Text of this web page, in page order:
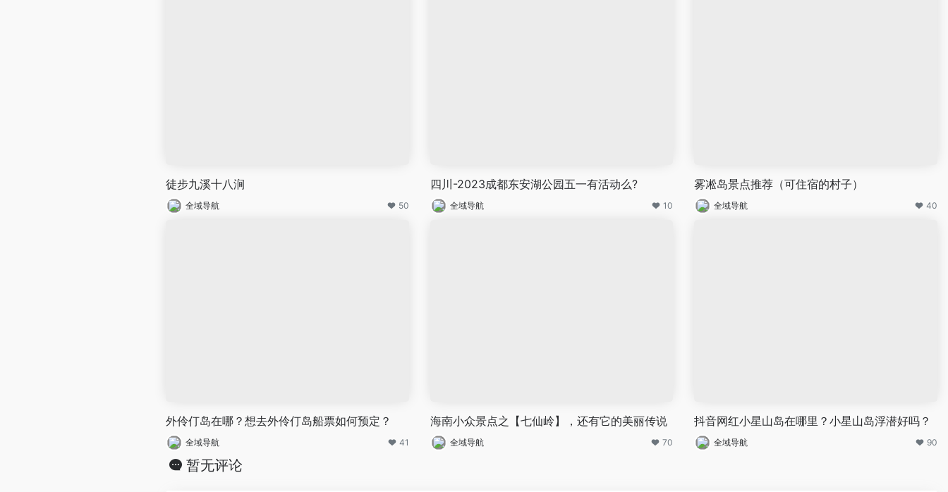
徒步九溪十八涧
全域导航 50
四川-2023成都东安湖公园五一有活动么?
全域导航 10
雾凇岛景点推荐（可住宿的村子）
全域导航 40
外伶仃岛在哪？想去外伶仃岛船票如何预定？
全域导航 41
海南小众景点之【七仙岭】，还有它的美丽传说
全域导航 70
抖音网红小星山岛在哪里？小星山岛浮潜好吗？
全域导航 90
暂无评论